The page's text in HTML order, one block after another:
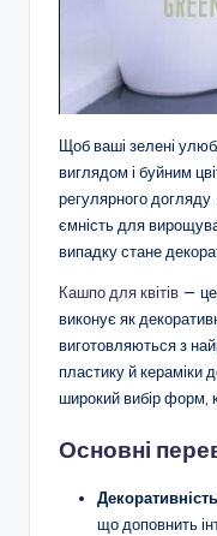
Щоб ваші зелені
виглядом і буйним
регулярного догляду
ємність для
випадку стане
Кашпо для квітів —
виконує як
виготовляються з
пластику й кераміки
широкий вибір форм,
Основні
що доповнить